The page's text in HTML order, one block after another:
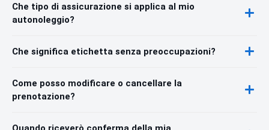
Che tipo di assicurazione si applica al mio
autonoleggio?
Che significa etichetta senza preoccupazioni?
Come posso modificare o cancellare la
prenotazione?